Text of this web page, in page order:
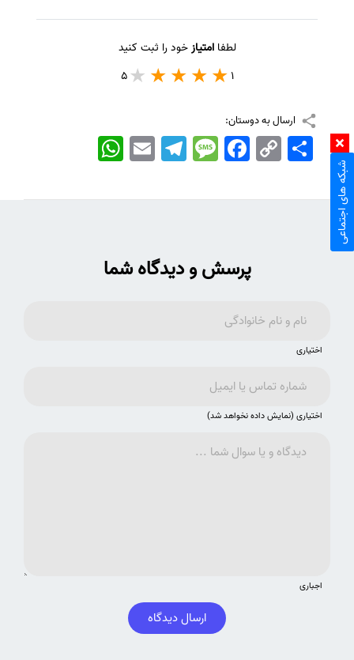
لطفاامتیازخود را ثبت کنید
1
5
ارسال به دوستان:
WhatsApp EmailTelegramMessageFacebook Copy
Link
اشتراک
پرسش و دیدگاه شما
اختیاری
اختیاری (نمایش داده نخواهد شد)
اجباری
ارسال دیدگاه
شبکه های اجتماعی